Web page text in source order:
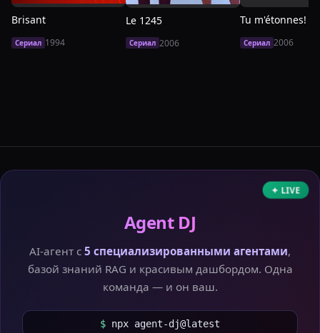
Brisant
Сериал 1994
Le 1245
Сериал 2006
Tu m'étonnes!
Сериал 2006
✦ LIVE
Agent DJ
AI-агент с 5 специализированными агентами,
базой знаний RAG и красивым дашбордом. Одна
команда — и он ваш.
$ npx agent-dj@latest